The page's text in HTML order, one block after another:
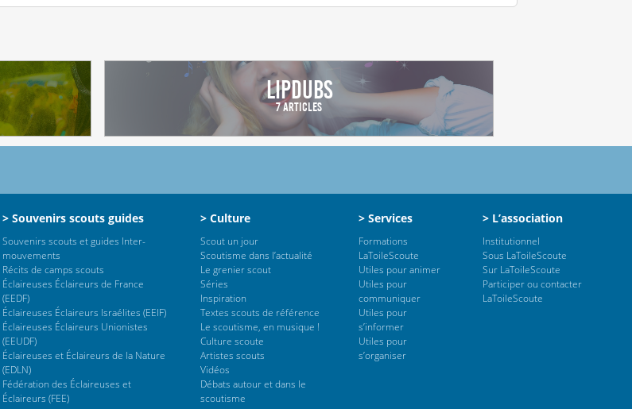
Lipdubs
7 Articles
> Souvenirs scouts guides
Souvenirs scouts et guides Inter-
mouvements
Récits de camps scouts
Éclaireuses Éclaireurs de France
(EEDF)
Éclaireuses Éclaireurs Israélites (EEIF)
Éclaireuses Éclaireurs Unionistes
(EEUDF)
Éclaireuses et Éclaireurs de la Nature
(EDLN)
Fédération des Éclaireuses et
Éclaireurs (FEE)
> Culture
Scout un jour
Scoutisme dans l’actualité
Le grenier scout
Séries
Inspiration
Textes scouts de référence
Le scoutisme, en musique !
Culture scoute
Artistes scouts
Vidéos
Débats autour et dans le
scoutisme
> Services
Formations
LaToileScoute
Utiles pour animer
Utiles pour
communiquer
Utiles pour
s’informer
Utiles pour
s’organiser
> L’association
Institutionnel
Sous LaToileScoute
Sur LaToileScoute
Participer ou contacter
LaToileScoute